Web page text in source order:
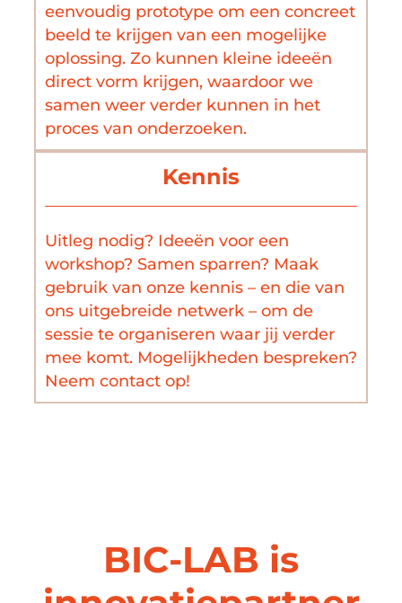
eenvoudig prototype om een concreet
beeld te krijgen van een mogelijke
oplossing. Zo kunnen kleine ideeën
direct vorm krijgen, waardoor we
samen weer verder kunnen in het
proces van onderzoeken.
Kennis
Uitleg nodig? Ideeën voor een
workshop? Samen sparren? Maak
gebruik van onze kennis – en die van
ons uitgebreide netwerk – om de
sessie te organiseren waar jij verder
mee komt. Mogelijkheden bespreken?
Neem contact op!
BIC-LAB is